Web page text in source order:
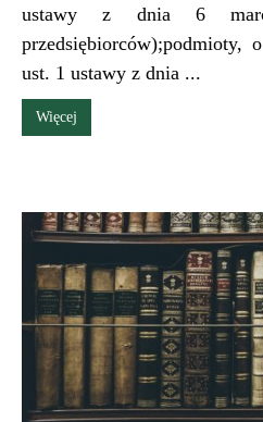
ustawy z dnia 6
ust. 1 ustawy z dnia ...
Więcej